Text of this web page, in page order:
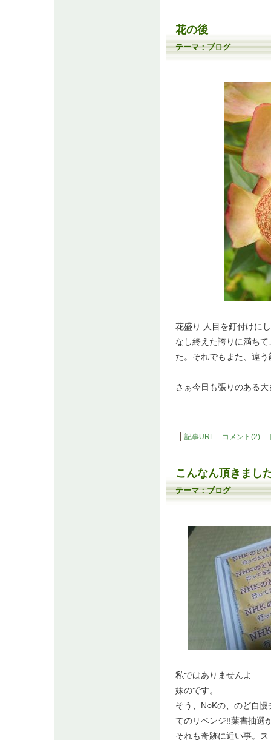
花の後
テーマ：ブログ
花盛り 人目を釘付けに
なし終えた誇りに満ち
た。それでもまた、違
さぁ今日も張りのある
記事URL コメント(2)
こんなん頂きまし
テーマ：ブログ
私ではありませんよ…
妹のです。
そう、N○Kの、のど自
てのリベンジ!!葉書抽選
それも奇跡に近い事。